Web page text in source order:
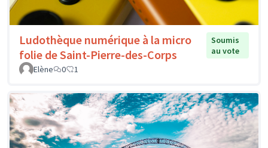
Ludothèque numérique à la micro
folie de Saint-Pierre-des-Corps
Soumis
au vote
Elène
0 1